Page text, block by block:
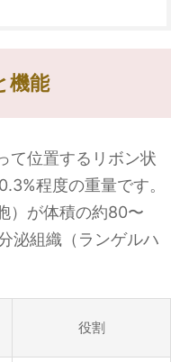
機能
て位置するリボン状
程度の重量です。
）が体積の約80〜
泌組織（ランゲルハ
役割